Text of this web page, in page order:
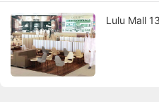
Lulu Mall